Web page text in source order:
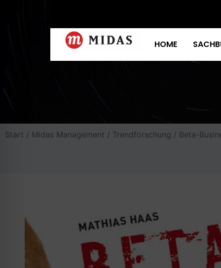
HOME
Start / Midas Management / Trendforschung / Beta-